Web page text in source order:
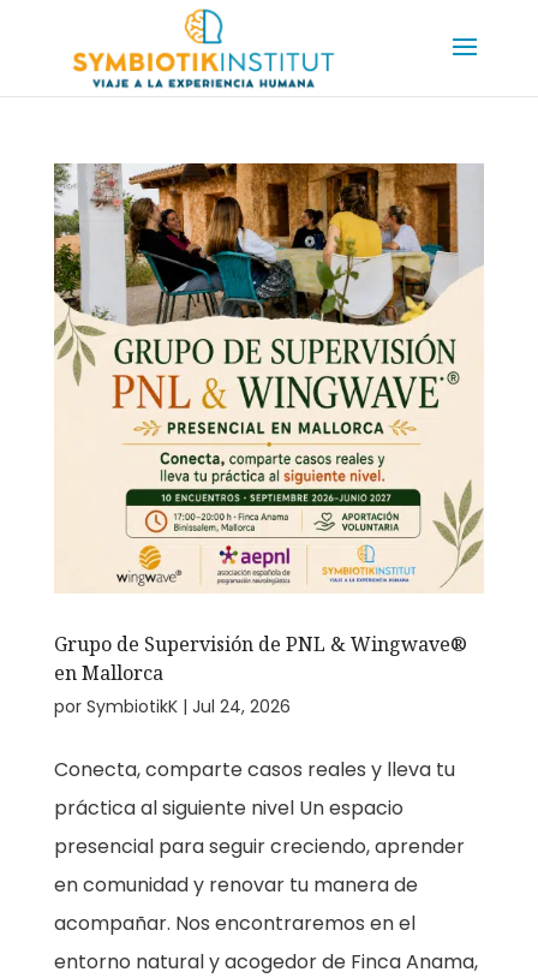
Grupo de Supervisión de PNL & Wingwave®
en Mallorca
por SymbiotikK| Jul 24, 2026
Conecta, comparte casos reales y lleva tu
práctica al siguiente nivel Un espacio
presencial para seguir creciendo, aprender
en comunidad y renovar tu manera de
acompañar. Nos encontraremos en el
entorno natural y acogedor de Finca Anama,